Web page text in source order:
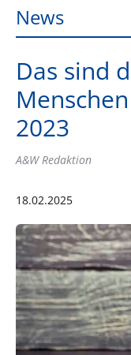
News
Das sind
2023
A&W Redaktion
18.02.2025